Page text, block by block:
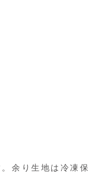
余り生地は冷凍保